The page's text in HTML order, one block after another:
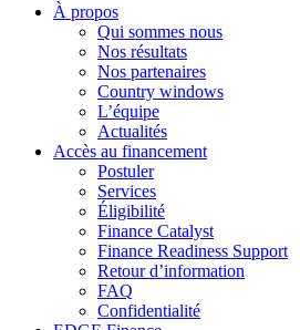
À propos
Qui sommes nous
Nos résultats
Nos partenaires
Country windows
L’équipe
Actualités
Accès au financement
Postuler
Services
Éligibilité
Finance Catalyst
Finance Readiness Support
Retour d’information
FAQ
Confidentialité